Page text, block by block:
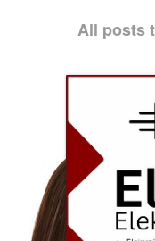
Mecklenburg-
Nordrhein-Westfalen
Sachsen
Stellenangebote
All posts